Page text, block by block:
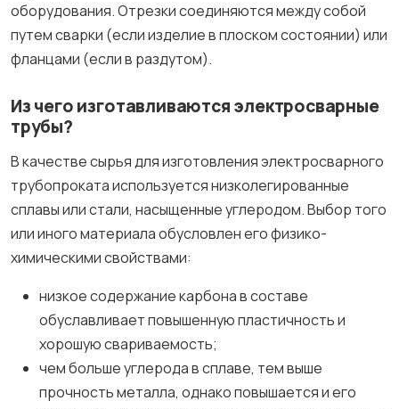
оборудования. Отрезки соединяются между собой
путем сварки (если изделие в плоском состоянии) или
фланцами (если в раздутом).
Из чего изготавливаются электросварные
трубы?
В качестве сырья для изготовления электросварного
трубопроката используется низколегированные
сплавы или стали, насыщенные углеродом. Выбор того
или иного материала обусловлен его физико-
химическими свойствами:
низкое содержание карбона в составе
обуславливает повышенную пластичность и
хорошую свариваемость;
чем больше углерода в сплаве, тем выше
прочность металла, однако повышается и его